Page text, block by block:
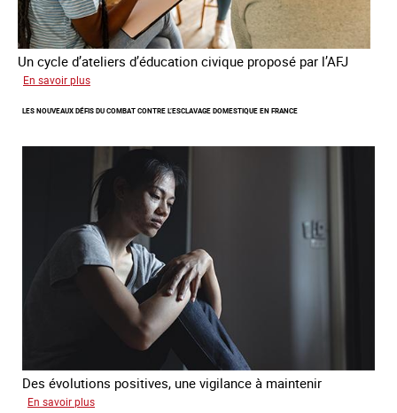
Un cycle d’ateliers d’éducation civique proposé par l’AFJ
En savoir plus
femme
victime
traite
et
citoyenne
LES NOUVEAUX DÉFIS DU COMBAT CONTRE L’ESCLAVAGE DOMESTIQUE EN FRANCE
Des évolutions positives, une vigilance à maintenir
En savoir plus